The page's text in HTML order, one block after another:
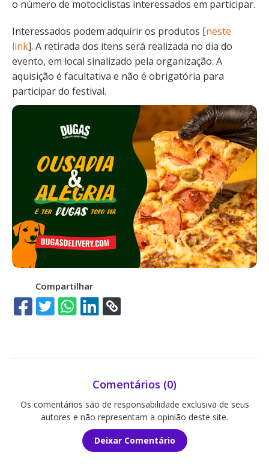
o número de motociclistas interessados em participar.
Interessados podem adquirir os produtos [neste
link]. A retirada dos itens será realizada no dia do
evento, em local sinalizado pela organização. A
aquisição é facultativa e não é obrigatória para
participar do festival.
Compartilhar
Comentários (0)
Os comentários são de responsabilidade exclusiva de seus
autores e não representam a opinião deste site.
Deixar Comentário